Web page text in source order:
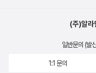
(주)알라
일반문의 (발
1:1 문의